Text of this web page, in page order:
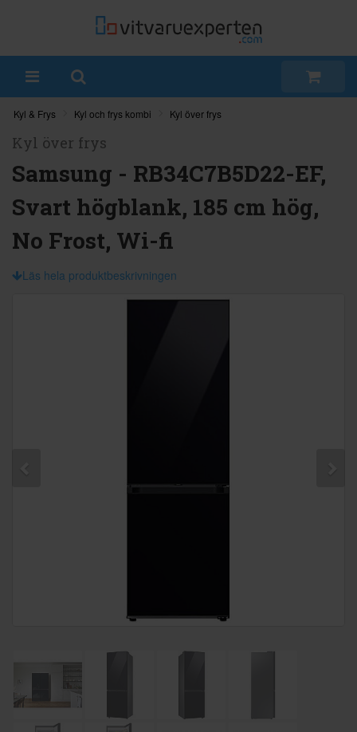
Kyl & Frys Kyl och frys kombi Kyl över frys
Kyl över frys
Samsung - RB34C7B5D22-EF,
Svart högblank, 185 cm hög,
No Frost, Wi-fi
Läs hela produktbeskrivningen